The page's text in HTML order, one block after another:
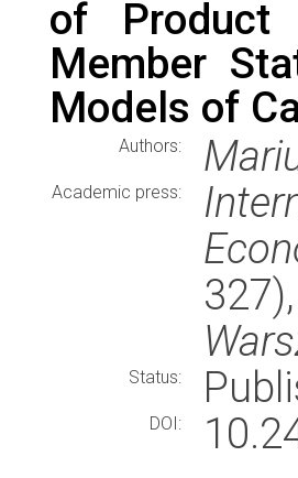
of Product
Member
Models of
Authors:
Academic press:
Status:
DOI: